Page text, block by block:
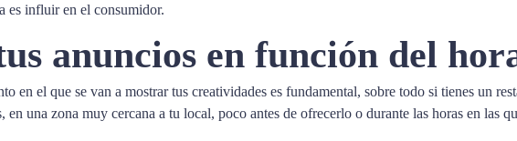
es influir en el consumidor.
anuncios en función del
en el que se van a mostrar tus creatividades es fundamental, sobre todo si tienes un
en una zona muy cercana a tu local, poco antes de ofrecerlo o durante las horas en las